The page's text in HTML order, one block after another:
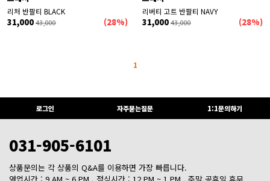
리처 반팔티 BLACK
31,000 43,000 (28%)
리버티 고트 반팔티 NAVY
31,000 43,000 (28%)
1
로그인 자주묻는질문 1:1문의하기
031-905-6101
상품문의는 각 상품의 Q&A를 이용하면 가장 빠릅니다.